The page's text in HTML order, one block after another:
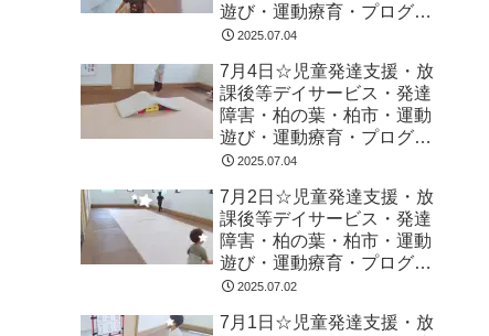
遊び・運動療育・プログラ
ム・楽しい療育
2025.07.04
7月4日☆児童発達支援・放
課後等デイサービス・発達
障害・柏の葉・柏市・運動
遊び・運動療育・プログラ
ム・楽しい療育
2025.07.04
7月2日☆児童発達支援・放
課後等デイサービス・発達
障害・柏の葉・柏市・運動
遊び・運動療育・プログラ
ム・楽しい療育
2025.07.02
7月1日☆児童発達支援・放